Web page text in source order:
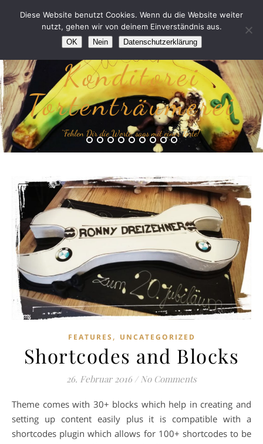
Konditorei
Tortenträumerei
“Fehlen Dir die Worte, sags mit einer Torte!”
FEATURES , UNCATEGORIZED
Shortcodes and Blocks
26. Februar 2016 / No Comments
Theme comes with 30+ blocks which help in creating and
setting up content easily plus it is compatible with a
shortcodes plugin which allows for 100+ shortcodes to be
Diese Website benutzt Cookies. Wenn du die Website weiter
nutzt, gehen wir von deinem Einverständnis aus.
OK Nein Datenschutzerklärung